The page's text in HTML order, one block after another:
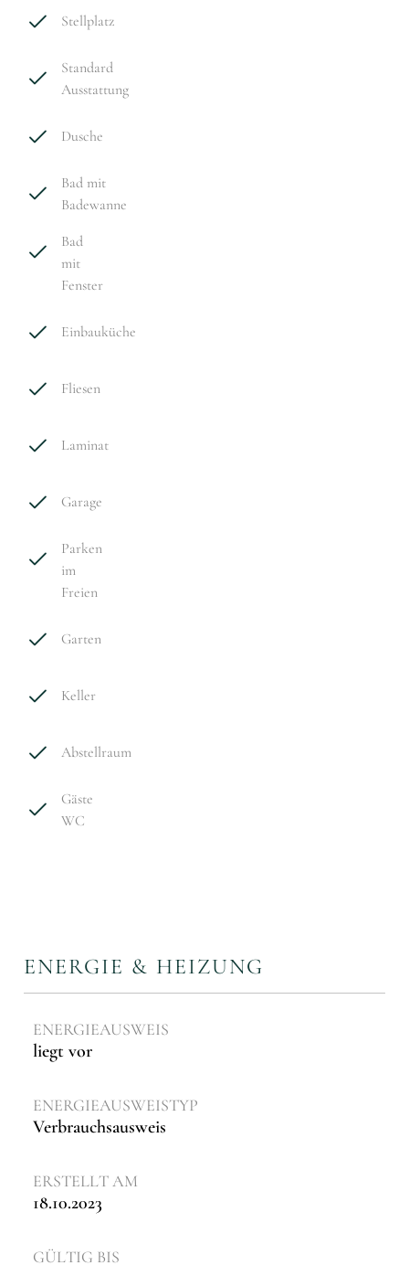
Stellplatz
Standard
Ausstattung
Dusche
Bad mit
Badewanne
Bad
mit
Fenster
Einbauküche
Fliesen
Laminat
Garage
Parken
im
Freien
Garten
Keller
Abstellraum
Gäste
WC
ENERGIE & HEIZUNG
ENERGIEAUSWEIS
liegt vor
ENERGIE­AUSWEISTYP
Verbrauchsausweis
ERSTELLT AM
18.10.2023
GÜLTIG BIS